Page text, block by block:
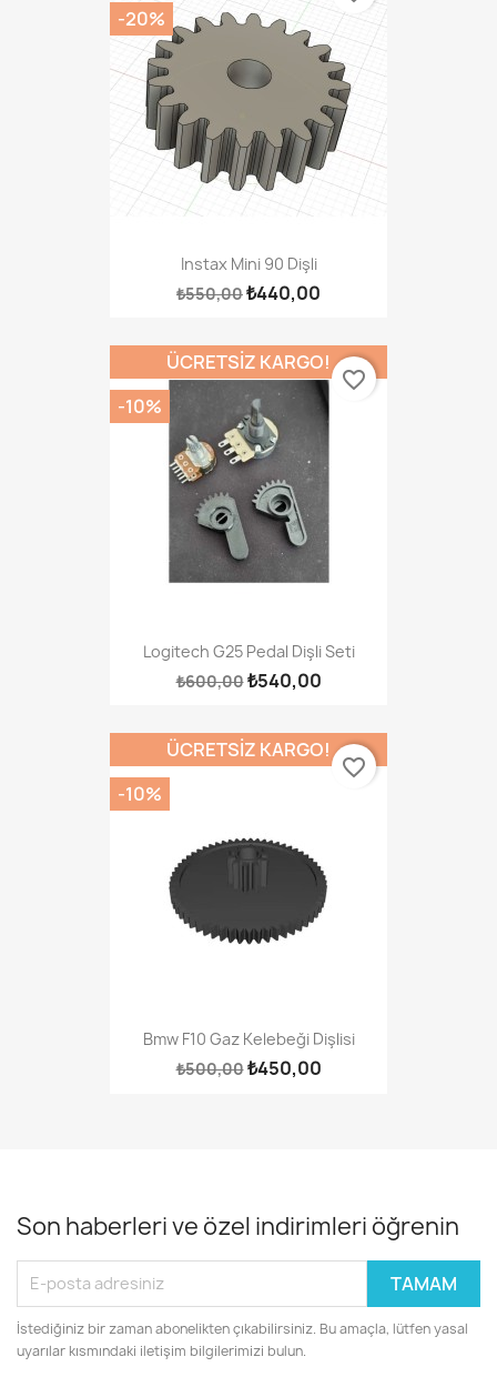
Instax Mini 90 Dişli
₺550,00₺440,00
-20%
Logitech G25 Pedal Dişli Seti
₺600,00₺540,00
ÜCRETSIZ KARGO!
-10%
favorite_border
Bmw F10 Gaz Kelebeği Dişlisi
₺500,00₺450,00
ÜCRETSIZ KARGO!
-10%
favorite_border
Son haberleri ve özel indirimleri öğrenin
İstediğiniz bir zaman abonelikten çıkabilirsiniz. Bu amaçla, lütfen yasal
uyarılar kısmındaki iletişim bilgilerimizi bulun.